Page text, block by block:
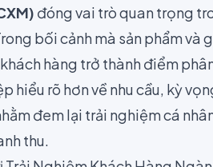
đóng vai trò quan trọng
bối cảnh mà sản phẩm và
hàng trở thành điểm
hiểu rõ hơn về nhu cầu, kỳ
đem lại trải nghiệm cá
thu.